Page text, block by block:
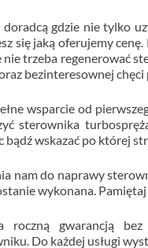
gdzie nie tylko
się jaką oferujemy
nie trzeba regenerować
bezinteresownej
wsparcie od
sterownika
bądź wskazać po której
nam do naprawy
wykonana.
roczną gwarancją
Do każdej usługi